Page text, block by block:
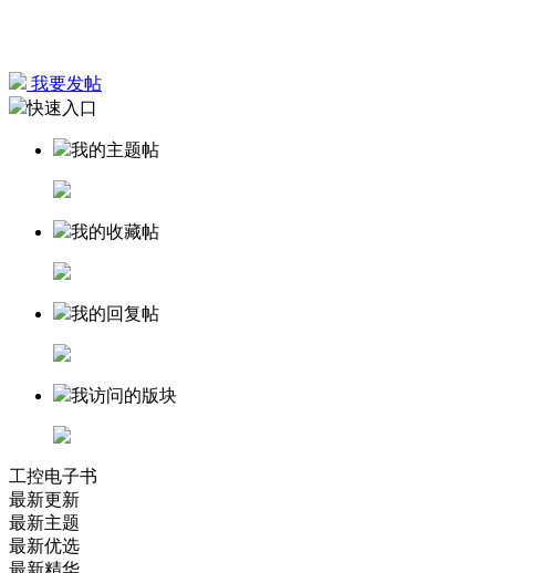
我要发帖
快速入口
我的主题帖
我的收藏帖
我的回复帖
我访问的版块
工控电子书
最新更新
最新主题
最新优选
最新精华